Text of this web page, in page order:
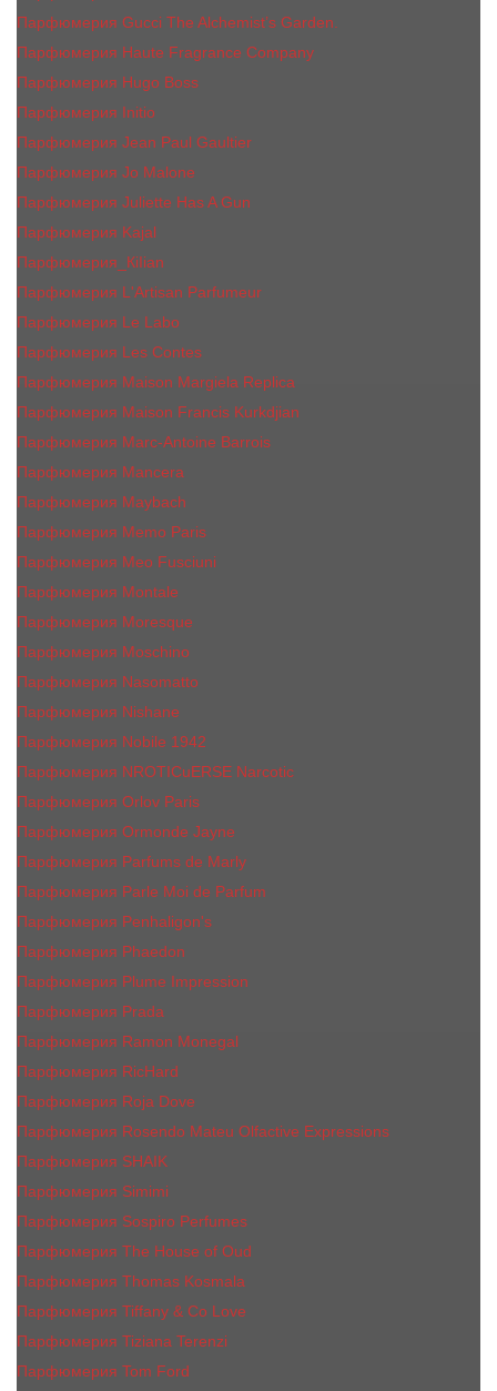
Парфюмерия Gucci The Alchemist’s Garden.
Парфюмерия Haute Fragrance Company
Парфюмерия Hugo Boss
Парфюмерия Initio
Парфюмерия Jean Paul Gaultier
Парфюмерия Jо Malоnе
Парфюмерия Juliette Has A Gun
Парфюмерия Kajal
Парфюмерия_КiIiаn
Парфюмерия L'Artisan Parfumeur
Парфюмерия Le Labo
Парфюмерия Les Contes
Парфюмерия Maison Margiela Replica
Парфюмерия Maison Francis Kurkdjian
Парфюмерия Marc-Antoine Barrois
Парфюмерия Mancera
Парфюмерия Maybach
Парфюмерия Memo Paris
Парфюмерия Meo Fusciuni
Парфюмерия Montale
Парфюмерия Moresque
Парфюмерия Moschino
Парфюмерия Nasomatto
Парфюмерия Nishane
Парфюмерия Nobile 1942
Парфюмерия NROTICuERSE Narcotic
Парфюмерия Orlov Paris
Парфюмерия Ormonde Jayne
Парфюмерия Parfums de Marly
Парфюмерия Parle Moi de Parfum
Парфюмерия Penhaligon's
Парфюмерия Phaedon
Парфюмерия Plume Impression
Парфюмерия Prada
Парфюмерия Ramon Monegal
Парфюмерия RicHard
Парфюмерия Roja Dove
Парфюмерия Rosendo Mateu Olfactive Expressions
Парфюмерия SHAIK
Парфюмерия Simimi
Парфюмерия Sospiro Perfumes
Парфюмерия The House of Oud
Парфюмерия Thomas Kosmala
Парфюмерия Tiffany & Co Love
Парфюмерия Tiziana Terenzi
Парфюмерия Tom Ford